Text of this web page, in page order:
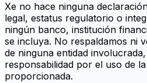
Xe no hace ninguna
legal, estatus regulatorio o
ningún banco, institución
se incluya. No respaldamos ni
de ninguna entidad
responsabilidad por el uso de
proporcionada.